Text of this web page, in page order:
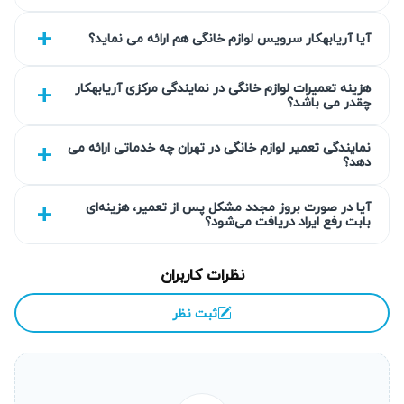
دقت و با رعایت اصول انجام می‌شود تا دستگاه شما پس از
گارانتی کتبی خدمات
آریابهکار تمامی خدمات تعمیر یخچال ال جی را با ضمانت کتبی
که در صورت بروز مشکل مجدد، تیم ما مسئولیت لازم را بر
عهده می‌گیرد. ارائه ضمانت، تضمینی بر کیفیت بالای خدمات و
انتخاب سطح کیفی قطعه به انتخاب شما
ما به شما امکان انتخاب میان قطعات اورجینال و قطعات با
کیفیت استاندارد را می‌دهیم. کارشناسان آریابهکار درباره مزایا و
معایب هر نوع قطعه به شما مشاوره می‌دهند تا بتوانید تصمیمی
آیا آریابهکار سرویس لوازم خانگی هم ارائه می نماید؟
هزینه تعمیرات لوازم خانگی در نمایندگی مرکزی آریابهکار
چقدر می باشد؟
نمایندگی تعمیر لوازم خانگی در تهران چه خدماتی ارائه می
دهد؟
آیا در صورت بروز مجدد مشکل پس از تعمیر، هزینه‌ای
بابت رفع ایراد دریافت می‌شود؟
نظرات کاربران
ثبت نظر